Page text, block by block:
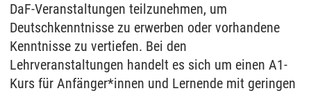
DaF-Veranstaltungen teilzunehmen, um
Deutschkenntnisse zu erwerben oder vorhandene
Kenntnisse zu vertiefen. Bei den
Lehrveranstaltungen handelt es sich um einen A1-
Kurs für Anfänger*innen und Lernende mit geringen